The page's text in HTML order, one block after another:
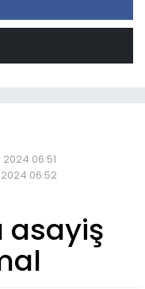
06:51
06:52
asayiş